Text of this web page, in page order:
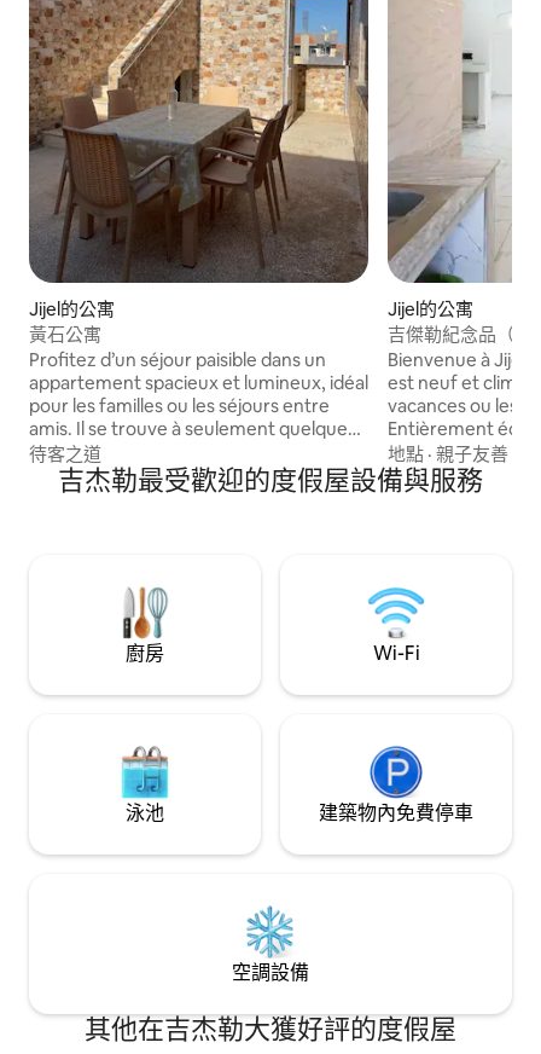
Jijel的公寓
黃石公寓
Profitez d’un séjour paisible dans un
appartement spacieux et lumineux, idéal
pour les familles ou les séjours entre
amis. Il se trouve à seulement quelques
minutes à pied de la faculté et de l’arrêt
de bus, et à 5 minutes en voiture des
plages, des supermarchés et des
besoin particulier, nous restons à votre
écoute avant et pendant votre séjour.
待客之道
Jijel的公寓
吉傑勒紀念品（F3
Bienvenue à Jijel
est neuf et
vacances ou les
Entièrement
froide et chaude
la Corniche, à
et à 800 m de la
stationnement
rue calme et de
地點 ·親子友善
吉杰勒最受歡迎的度假屋設備與服務
廚房 Wi-Fi
泳池 建築物內免費停車
空調設備
其他在吉杰勒大獲好評的度假屋